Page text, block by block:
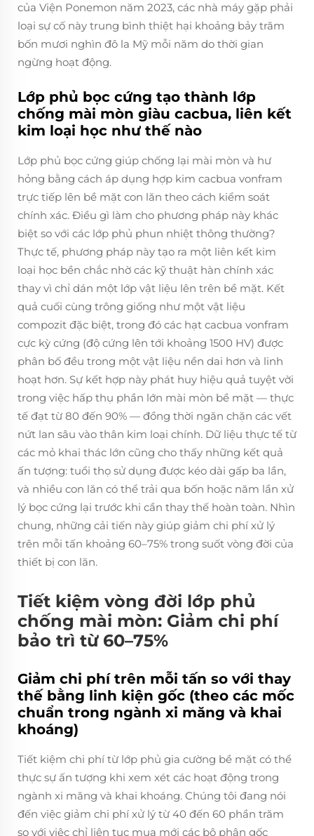
của Viện Ponemon năm 2023, các nhà máy gặp phải
loại sự cố này trung bình thiệt hại khoảng bảy trăm
bốn mươi nghìn đô la Mỹ mỗi năm do thời gian
ngừng hoạt động.
Lớp phủ bọc cứng tạo thành lớp
chống mài mòn giàu cacbua, liên kết
kim loại học như thế nào
Lớp phủ bọc cứng giúp chống lại mài mòn và hư
hỏng bằng cách áp dụng hợp kim cacbua vonfram
trực tiếp lên bề mặt con lăn theo cách kiểm soát
chính xác. Điều gì làm cho phương pháp này khác
biệt so với các lớp phủ phun nhiệt thông thường?
Thực tế, phương pháp này tạo ra một liên kết kim
loại học bền chắc nhờ các kỹ thuật hàn chính xác
thay vì chỉ dán một lớp vật liệu lên trên bề mặt. Kết
quả cuối cùng trông giống như một vật liệu
compozit đặc biệt, trong đó các hạt cacbua vonfram
cực kỳ cứng (độ cứng lên tới khoảng 1500 HV) được
phân bố đều trong một vật liệu nền dai hơn và linh
hoạt hơn. Sự kết hợp này phát huy hiệu quả tuyệt vời
trong việc hấp thụ phần lớn mài mòn bề mặt — thực
tế đạt từ 80 đến 90% — đồng thời ngăn chặn các vết
nứt lan sâu vào thân kim loại chính. Dữ liệu thực tế từ
các mỏ khai thác lớn cũng cho thấy những kết quả
ấn tượng: tuổi thọ sử dụng được kéo dài gấp ba lần,
và nhiều con lăn có thể trải qua bốn hoặc năm lần xử
lý bọc cứng lại trước khi cần thay thế hoàn toàn. Nhìn
chung, những cải tiến này giúp giảm chi phí xử lý
trên mỗi tấn khoảng 60–75% trong suốt vòng đời của
thiết bị con lăn.
Tiết kiệm vòng đời lớp phủ
chống mài mòn: Giảm chi phí
bảo trì từ 60–75%
Giảm chi phí trên mỗi tấn so với thay
thế bằng linh kiện gốc (theo các mốc
chuẩn trong ngành xi măng và khai
khoáng)
Tiết kiệm chi phí từ lớp phủ gia cường bề mặt có thể
thực sự ấn tượng khi xem xét các hoạt động trong
ngành xi măng và khai khoáng. Chúng tôi đang nói
đến việc giảm chi phí xử lý từ 40 đến 60 phần trăm
so với việc chỉ liên tục mua mới các bộ phận gốc